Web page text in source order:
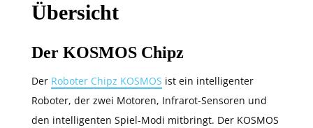
Übersicht
Der KOSMOS Chipz
Der Roboter Chipz KOSMOS ist ein intelligenter
Roboter, der zwei Motoren, Infrarot-Sensoren und
den intelligenten Spiel-Modi mitbringt. Der KOSMOS